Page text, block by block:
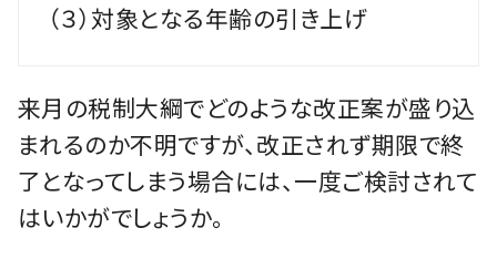
（３）対象となる年齢の引き上げ
来月の税制大綱でどのような改正案が盛り込
まれるのか不明ですが、改正されず期限で終
了となってしまう場合には、一度ご検討されて
はいかがでしょうか。